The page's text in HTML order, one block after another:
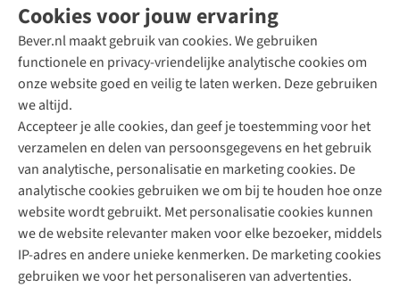
Cookies voor jouw ervaring
Bever.nl maakt gebruik van cookies. We gebruiken
functionele en privacy-vriendelijke analytische cookies om
onze website goed en veilig te laten werken. Deze gebruiken
we altijd.
Accepteer je alle cookies, dan geef je toestemming voor het
verzamelen en delen van persoonsgegevens en het gebruik
van analytische, personalisatie en marketing cookies. De
analytische cookies gebruiken we om bij te houden hoe onze
website wordt gebruikt. Met personalisatie cookies kunnen
we de website relevanter maken voor elke bezoeker, middels
IP-adres en andere unieke kenmerken. De marketing cookies
gebruiken we voor het personaliseren van advertenties.
Direct advies van een Buitenexpert
+31 (0)85 888 50 88
+31 6 12 28 49 80
Contactformulier